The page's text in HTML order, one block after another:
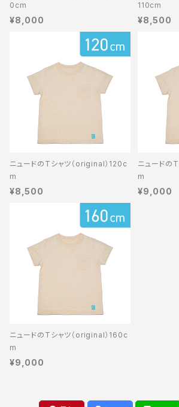
0cm
¥8,000
110cm
¥8,500
ニュードのTシャツ（original）120c
m
¥8,500
ニュードの
m
¥9,000
ニュードのTシャツ（original）160c
m
¥9,000